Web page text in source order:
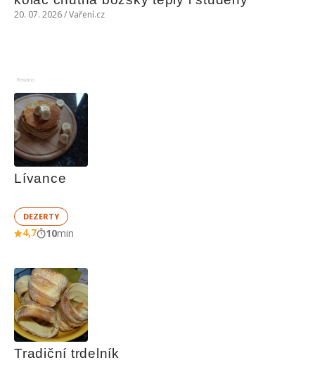
20. 07. 2026 / Vaření.cz
Reklama
Lívance
DEZERTY
4,7 10min
Tradiční trdelník